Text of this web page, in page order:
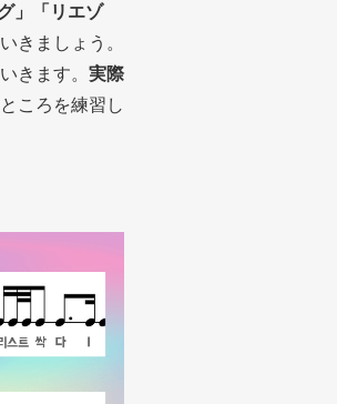
」「リエゾ
きましょう。
きます。 実際
ころを練習し